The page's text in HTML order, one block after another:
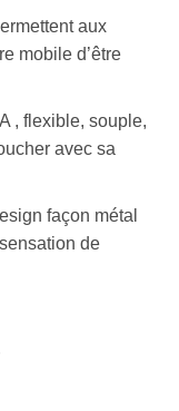
aux
mobile d’être
, flexible, souple,
avec sa
façon métal
de